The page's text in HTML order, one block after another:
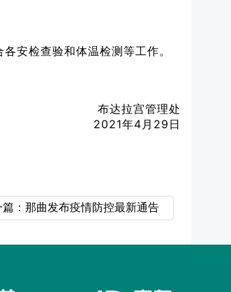
安检查验和体温检测等工作。
布达拉宫管理处
2021年4月29日
篇：那曲发布疫情防控最新通告